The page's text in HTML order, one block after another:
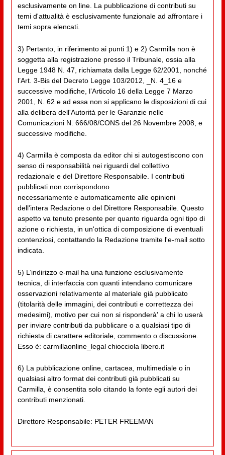
esclusivamente on line. La pubblicazione di contributi su
temi d'attualità è esclusivamente funzionale ad affrontare i
temi sopra elencati.
3) Pertanto, in riferimento ai punti 1) e 2) Carmilla non è
soggetta alla registrazione presso il Tribunale, ossia alla
Legge 1948 N. 47, richiamata dalla Legge 62/2001, nonché
l’Art. 3-Bis del Decreto Legge 103/2012, _N. 4_16 e
successive modifiche, l’Articolo 16 della Legge 7 Marzo
2001, N. 62 e ad essa non si applicano le disposizioni di cui
alla delibera dell'Autorità per le Garanzie nelle
Comunicazioni N. 666/08/CONS del 26 Novembre 2008, e
successive modifiche.
4) Carmilla è composta da editor chi si autogestiscono con
senso di responsabilità nei riguardi del collettivo
redazionale e del Direttore Responsabile. I contributi
pubblicati non corrispondono
necessariamente e automaticamente alle opinioni
dell'intera Redazione o del Direttore Responsabile. Questo
aspetto va tenuto presente per quanto riguarda ogni tipo di
azione o richiesta, in un'ottica di composizione di eventuali
contenziosi, contattando la Redazione tramite l'e-mail sotto
indicata.
5) L’indirizzo e-mail ha una funzione esclusivamente
tecnica, di interfaccia con quanti intendano comunicare
osservazioni relativamente al materiale già pubblicato
(titolarità delle immagini, dei contributi e correttezza dei
medesimi), motivo per cui non si risponderà' a chi lo userà
per inviare contributi da pubblicare o a qualsiasi tipo di
richiesta di carattere editoriale, commento o discussione.
Esso è: carmillaonline_legal chiocciola libero.it
6) La pubblicazione online, cartacea, multimediale o in
qualsiasi altro format dei contributi già pubblicati su
Carmilla, è consentita solo citando la fonte egli autori dei
contributi menzionati.
Direttore Responsabile: PETER FREEMAN